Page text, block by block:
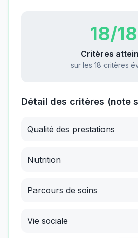
18/18
Critères
sur les 18 critères
Détail des critères (note
Qualité des prestations
Nutrition
Parcours de soins
Vie sociale